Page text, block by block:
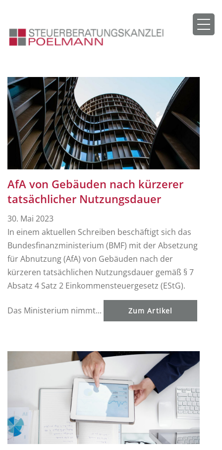
AfA von Gebäuden nach kürzerer
tatsächlicher Nutzungsdauer
30. Mai 2023
In einem aktuellen Schreiben beschäftigt sich das
Bundesfinanzministerium (BMF) mit der Absetzung
für Abnutzung (AfA) von Gebäuden nach der
kürzeren tatsächlichen Nutzungsdauer gemäß § 7
Absatz 4 Satz 2 Einkommensteuergesetz (EStG).
Das Ministerium nimmt... Zum Artikel